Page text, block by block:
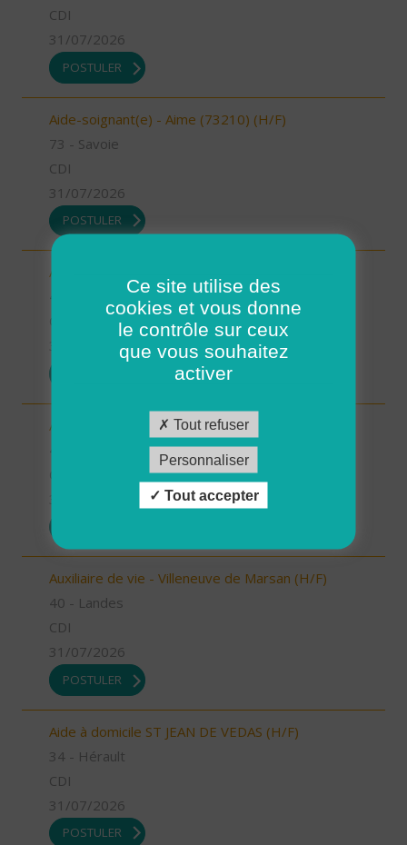
CDI
31/07/2026
POSTULER
Aide-soignant(e) - Aime (73210) (H/F)
73 - Savoie
CDI
31/07/2026
POSTULER
Auxiliaire de vie - Mimizan (H/F)
31/07/2026
Auxiliaire de vie - Labouheyre (H/F)
Auxiliaire de vie - Villeneuve de Marsan (H/F)
40 - Landes
CDI
31/07/2026
POSTULER
Aide à domicile ST JEAN DE VEDAS (H/F)
34 - Hérault
CDI
31/07/2026
POSTULER
Ce site utilise des
cookies et vous donne
le contrôle sur ceux
que vous souhaitez
activer
Tout refuser
Personnaliser
Tout accepter